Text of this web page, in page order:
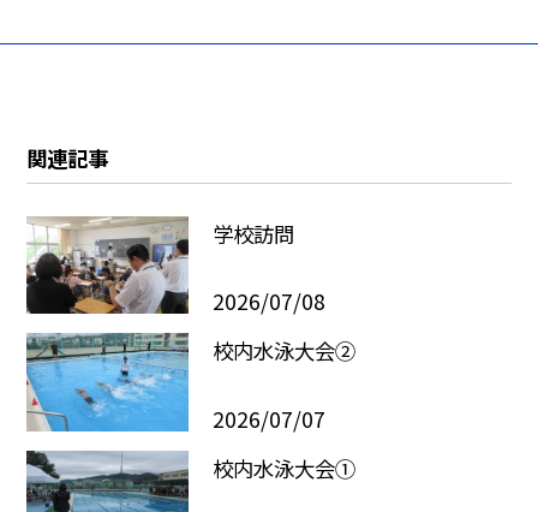
関連記事
学校訪問
2026/07/08
校内水泳大会②
2026/07/07
校内水泳大会①